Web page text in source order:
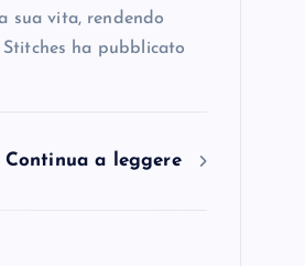
sua vita, rendendo
ha pubblicato
Continua a leggere